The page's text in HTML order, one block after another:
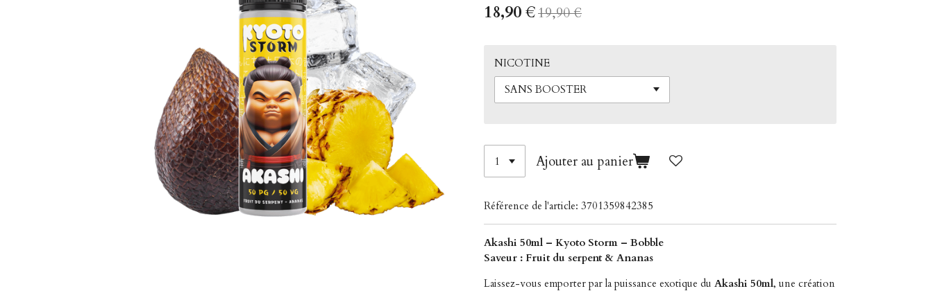
18,90 €19,90 €
NICOTINE
Ajouter au panier
Référence de l'article: 3701359842385
Akashi 50ml – Kyoto Storm – Bobble
Saveur : Fruit du serpent & Ananas
Laissez-vous emporter par la puissance exotique du Akashi 50ml, une création